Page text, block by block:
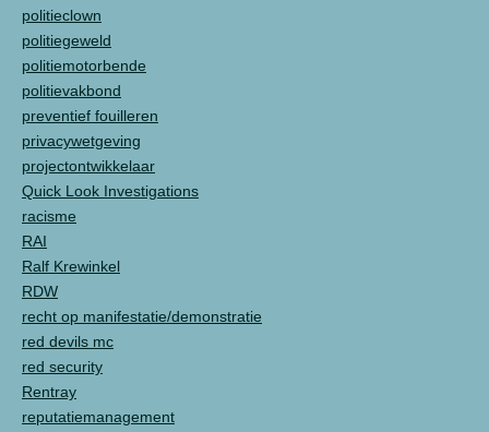
politieclown
politiegeweld
politiemotorbende
politievakbond
preventief fouilleren
privacywetgeving
projectontwikkelaar
Quick Look Investigations
racisme
RAI
Ralf Krewinkel
RDW
recht op manifestatie/demonstratie
red devils mc
red security
Rentray
reputatiemanagement